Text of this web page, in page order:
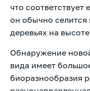
что
он обычно
деревьях на
Обнаружение
вида имеет
биоразнообразия